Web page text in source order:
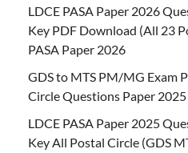
LDCE PASA Paper 2026
Key PDF Download (All 23
PASA Paper 2026
GDS to MTS PM/MG Exam
Circle Questions Paper
LDCE PASA Paper 2025
Key All Postal Circle (GDS